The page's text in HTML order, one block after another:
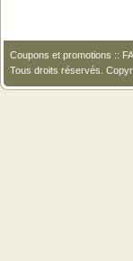
Coupons et promotions ::
Tous droits réservés.